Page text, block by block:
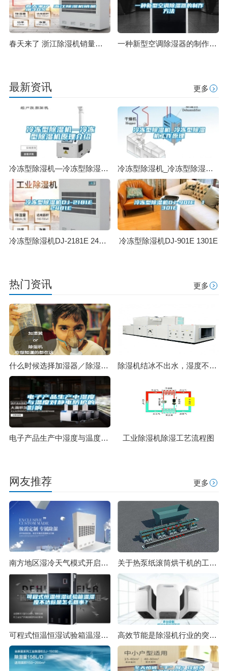
春天来了 浙江除湿机销量增30% 一种新型空调除湿器的制作方法
最新资讯 更多
冷冻型除湿机—冷冻型除湿机原理介绍 冷冻型除湿机_冷冻型除湿机工作原理
冷冻型除湿机DJ-2181E 2481E 冷冻型除湿机DJ-901E 1301E
热门资讯 更多
什么时候选择加湿器／除湿机？看了你就明白 除湿机结冰不出水，湿度不下降，化霜是怎么一回事？
电子产品生产中湿度与温度对静电防护的影响 工业除湿机除湿工艺流程图
网友推荐 更多
南方地区湿冷天气模式开启,教你如何保暖？ 关于热泵纸滚筒烘干机的工作原理
可程式恒温恒湿试验箱温湿度不达标是怎么回事？ 高效节能是除湿机行业的突围方向